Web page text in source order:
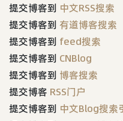
提交博客到 中文RSS搜索
提交博客到 有道博客搜索
提交博客到 feed搜索
提交博客到 CNBlog
提交博客到 博客搜索
提交博客 RSS门户
提交博客到 中文Blog搜索